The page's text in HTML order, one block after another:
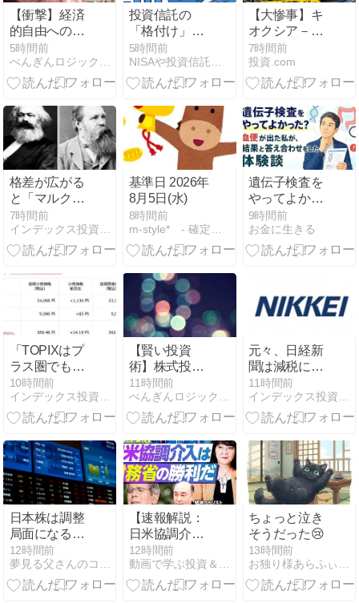
が波及／古河
電工データセ
ンター需要で
予想引き上げ
【日経
CNBC】
【衝撃】経済
的自由への最
短ルートは
ROEを意識し
た副業から始
5時間前
投資信託の
「格付け」は
信じていい？
モーニングス
ター等の評価
5時間前
【大惨事】キ
オクシア－
10％、半導体
株が壊滅ｗｗ
ｗ
7時間前
投資.com
格差が広がる
と「マルクス
主義」なのか
7時間前
基準日 2026年
8月5日(水)
8時間前
遺伝子検査を
やってよかっ
た？血便が出
た私が、結果
と答え合わせ
9時間前
お金に生きる
「TOPIXはプ
ラス圏でも日
経は1千円
安、金は大幅
高だあ！」今
金価格
10時間前
インデックス投資家の老後生活<実践編>
【賢い投資
術】株式投資
で税制優遇を
活用して個別
株を最大効率
法
11時間前
ぺんぎんロジックFP講座
元々、日経新
聞は減税に反
対だったが 今
朝の日経から
26年8月6日
11時間前
インデックス投資家の老後生活<実践編>
日本株は調整
局面になると
どのくらいで
回復してきた
か
12時間前
夢見る父さんのコツコツ投資日記
【速報解説：
日米協調介入
の勝者は財務
省だ】ベッセ
ント財務長官
12時間前
動画で学ぶ投資＆経済学
ちょっと泣き
そうだった😢
13時間前
お独り様あらふぃふ備忘録